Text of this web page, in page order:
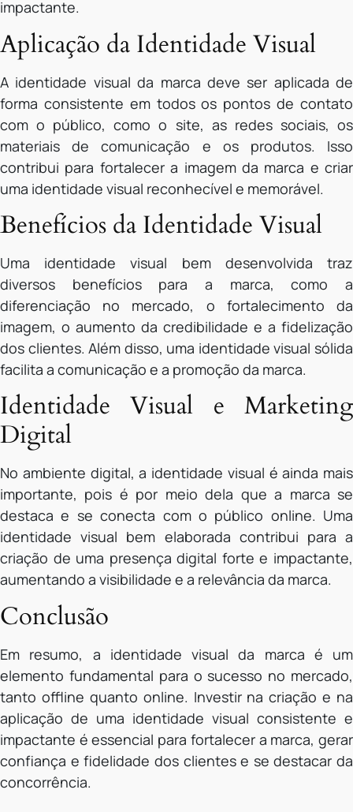
impactante.
Aplicação da Identidade Visual
A identidade visual da marca deve ser aplicada de
forma consistente em todos os pontos de contato
com o público, como o site, as redes sociais, os
materiais de comunicação e os produtos. Isso
contribui para fortalecer a imagem da marca e criar
uma identidade visual reconhecível e memorável.
Benefícios da Identidade Visual
Uma identidade visual bem desenvolvida traz
diversos benefícios para a marca, como a
diferenciação no mercado, o fortalecimento da
imagem, o aumento da credibilidade e a fidelização
dos clientes. Além disso, uma identidade visual sólida
facilita a comunicação e a promoção da marca.
Identidade Visual e Marketing
Digital
No ambiente digital, a identidade visual é ainda mais
importante, pois é por meio dela que a marca se
destaca e se conecta com o público online. Uma
identidade visual bem elaborada contribui para a
criação de uma presença digital forte e impactante,
aumentando a visibilidade e a relevância da marca.
Conclusão
Em resumo, a identidade visual da marca é um
elemento fundamental para o sucesso no mercado,
tanto offline quanto online. Investir na criação e na
aplicação de uma identidade visual consistente e
impactante é essencial para fortalecer a marca, gerar
confiança e fidelidade dos clientes e se destacar da
concorrência.